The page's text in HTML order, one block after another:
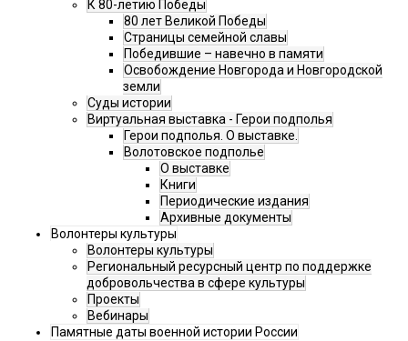
К 80-летию Победы
80 лет Великой Победы
Страницы семейной славы
Победившие – навечно в памяти
Освобождение Новгорода и Новгородской
земли
Суды истории
Виртуальная выставка - Герои подполья
Герои подполья. О выставке.
Волотовское подполье
О выставке
Книги
Периодические издания
Архивные документы
Волонтеры культуры
Волонтеры культуры
Региональный ресурсный центр по поддержке
добровольчества в сфере культуры
Проекты
Вебинары
Памятные даты военной истории России